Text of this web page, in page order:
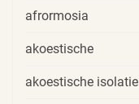
afrormosia
akoestische
akoestische isolatie